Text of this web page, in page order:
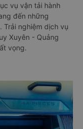
vụ vận tải hành
đến những
Trải nghiệm dịch vụ
Xuyên - Quảng
vọng.